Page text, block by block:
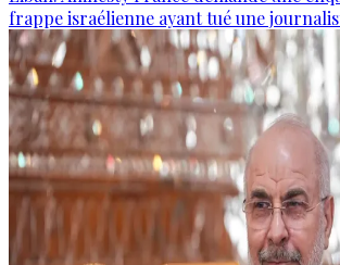
frappe israélienne ayant tué une